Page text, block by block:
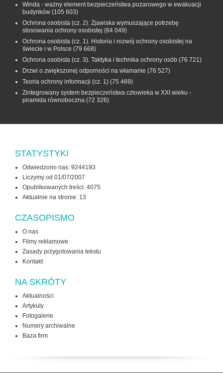
Winda - ważny element bezpieczeństwa pożarowego w ewakuacji
budynków (105 603)
Ochrona osobista (cz. 2). Zjawiska wymuszające potrzebę
stosowania ochrony osobistej (84 049)
Ochrona osobista (cz. 1). Historia i rozwój ochrony osobistej na
świecie i w Polsce (79 668)
Ochrona osobista (cz. 3). Taktyka i technika ochrony osób (76 721)
Drzwi o zwiększonej odporności na włamanie (76 527)
Teoria ochrony informacji (cz. 1) (75 469)
Zintegrowany system bezpieczeństwa człowieka w XXI wieku -
piramida równoboczna (72 326)
STATYSTYKI
Odwiedzono nas: 9244193
Liczymy od 01/07/2007
Opublikowanych treści: 4075
Aktualnie na stronie: 13
CZASOPISMO
O nas
Filmy reklamowe
Zasady przygotowania tekstu
Kontakt
NA SKRÓTY
Aktualności
Artykuły
Fotogalerie
Numery archiwalne
Baza firm